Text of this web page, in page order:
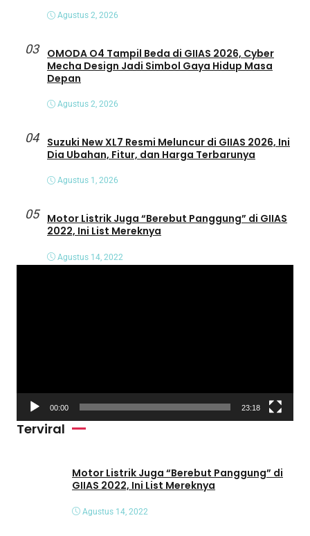
Agustus 2, 2026
03
OMODA O4 Tampil Beda di GIIAS 2026, Cyber
Mecha Design Jadi Simbol Gaya Hidup Masa
Depan
Agustus 2, 2026
04
Suzuki New XL7 Resmi Meluncur di GIIAS 2026, Ini
Dia Ubahan, Fitur, dan Harga Terbarunya
Agustus 1, 2026
05
Motor Listrik Juga “Berebut Panggung” di GIIAS
2022, Ini List Mereknya
Agustus 14, 2022
d
00:00 23:18
Terviral
Motor Listrik Juga “Berebut Panggung” di
GIIAS 2022, Ini List Mereknya
Agustus 14, 2022